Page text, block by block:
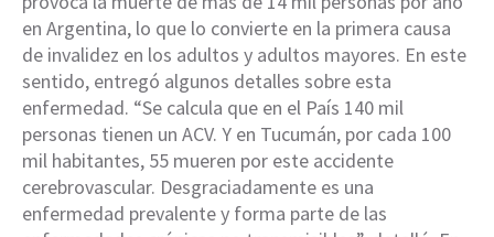
en Argentina, lo que lo convierte en la primera causa
de invalidez en los adultos y adultos mayores. En este
sentido, entregó algunos detalles sobre esta
enfermedad. “Se calcula que en el País 140 mil
personas tienen un ACV. Y en Tucumán, por cada 100
mil habitantes, 55 mueren por este accidente
cerebrovascular. Desgraciadamente es una
enfermedad prevalente y forma parte de las